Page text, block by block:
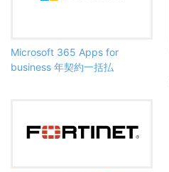
Microsoft 365 Apps for
business 年契約一括払